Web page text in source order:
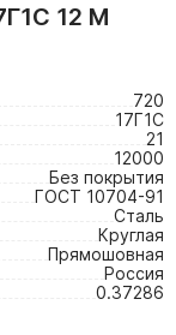
12 М
720
17Г1С
21
12000
Без покрытия
ГОСТ 10704-91
Сталь
Круглая
Прямошовная
Россия
0.37286